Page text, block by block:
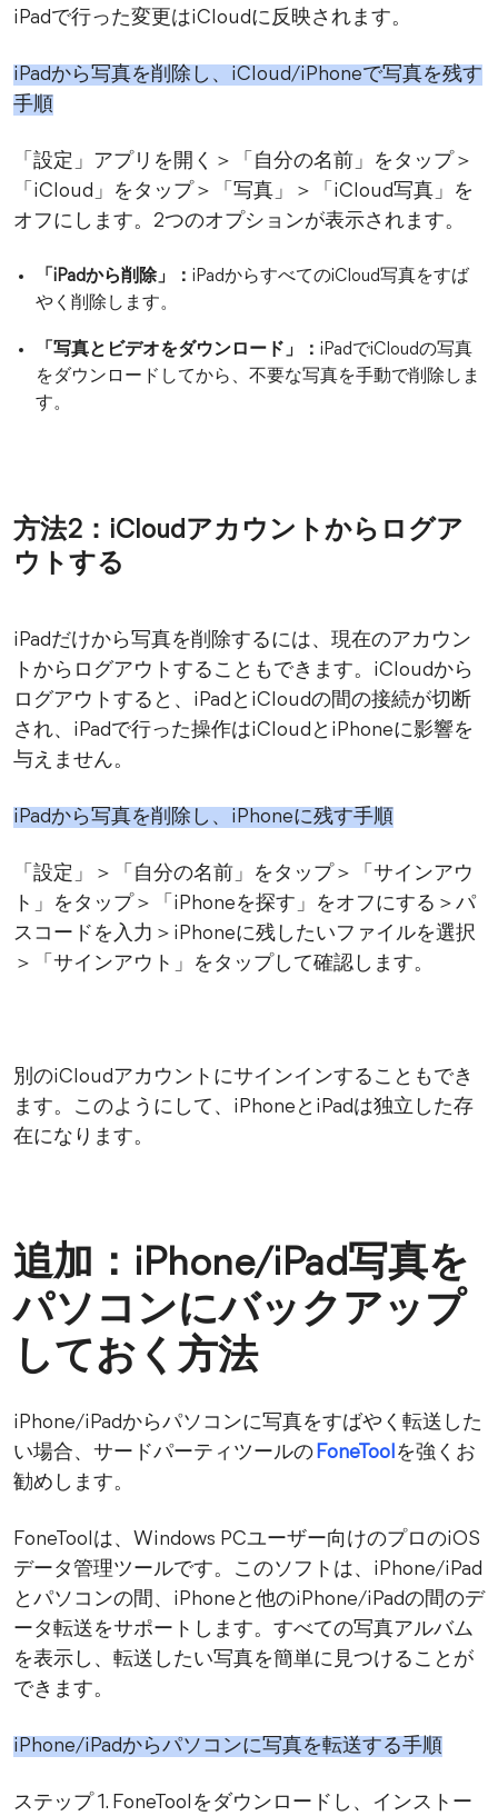
iPadで行った変更はiCloudに反映されます。
iPadから写真を削除し、iCloud/iPhoneで写真を残す
手順
「設定」アプリを開く＞「自分の名前」をタップ＞
「iCloud」をタップ＞「写真」＞「iCloud写真」を
オフにします。2つのオプションが表示されます。
「iPadから削除」： iPadからすべてのiCloud写真をすば
やく削除します。
「写真とビデオをダウンロード」： iPadでiCloudの写真
をダウンロードしてから、不要な写真を手動で削除しま
す。
方法2：iCloudアカウントからログア
ウトする
iPadだけから写真を削除するには、現在のアカウン
トからログアウトすることもできます。iCloudから
ログアウトすると、iPadとiCloudの間の接続が切断
され、iPadで行った操作はiCloudとiPhoneに影響を
与えません。
iPadから写真を削除し、iPhoneに残す手順
「設定」＞「自分の名前」をタップ＞「サインアウ
ト」をタップ＞「iPhoneを探す」をオフにする＞パ
スコードを入力＞iPhoneに残したいファイルを選択
＞「サインアウト」をタップして確認します。
別のiCloudアカウントにサインインすることもでき
ます。このようにして、iPhoneとiPadは独立した存
在になります。
追加：iPhone/iPad写真を
パソコンにバックアップ
しておく方法
iPhone/iPadからパソコンに写真をすばやく転送した
い場合、サードパーティツールのFoneToolを強くお
勧めします。
FoneToolは、Windows PCユーザー向けのプロのiOS
データ管理ツールです。このソフトは、iPhone/iPad
とパソコンの間、iPhoneと他のiPhone/iPadの間のデ
ータ転送をサポートします。すべての写真アルバム
を表示し、転送したい写真を簡単に見つけることが
できます。
iPhone/iPadからパソコンに写真を転送する手順
ステップ 1. FoneToolをダウンロードし、インストー